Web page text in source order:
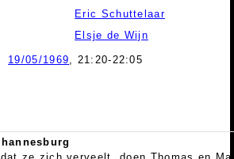
Eric Schuttelaar
Elsje de Wijn
19/05/1969, 21:20-22:05